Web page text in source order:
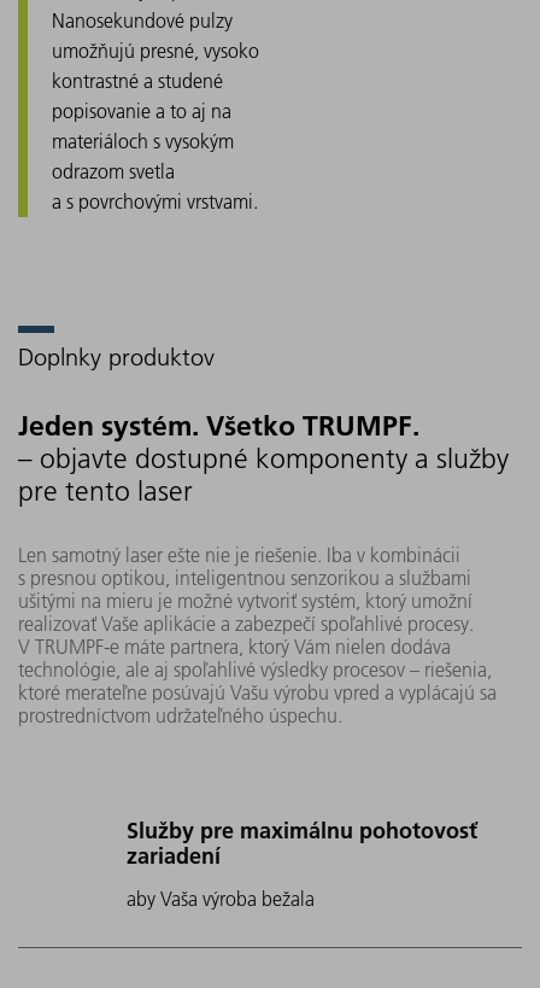
Nanosekundové pulzy
umožňujú presné, vysoko
kontrastné a studené
popisovanie a to aj na
materiáloch s vysokým
odrazom svetla
a s povrchovými vrstvami.
Doplnky produktov
Jeden systém. Všetko TRUMPF.
– objavte dostupné komponenty a služby
pre tento laser
Len samotný laser ešte nie je riešenie. Iba v kombinácii
s presnou optikou, inteligentnou senzorikou a službami
ušitými na mieru je možné vytvoriť systém, ktorý umožní
realizovať Vaše aplikácie a zabezpečí spoľahlivé procesy.
V TRUMPF-e máte partnera, ktorý Vám nielen dodáva
technológie, ale aj spoľahlivé výsledky procesov – riešenia,
ktoré merateľne posúvajú Vašu výrobu vpred a vyplácajú sa
prostredníctvom udržateľného úspechu.
Služby pre maximálnu pohotovosť
zariadení
aby Vaša výroba bežala